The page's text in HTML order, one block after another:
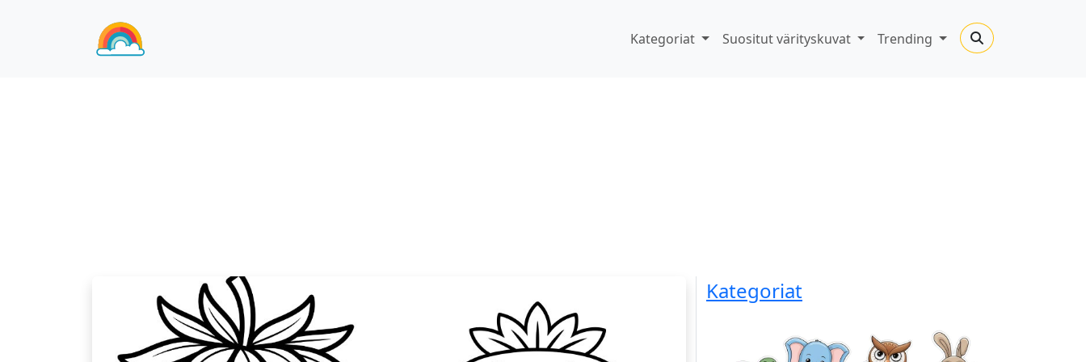
Kategoriat Suositut värityskuvat Trending
Kategoriat